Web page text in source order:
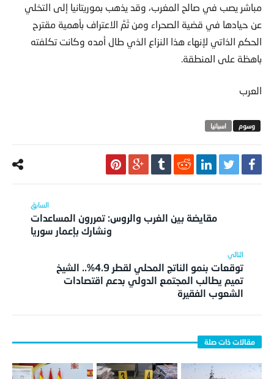
مباشر يصب في صالح المغرب، وقد يذهب بموريتانيا إلى التخلي
عن حيادها في قضية الصحراء ومن ثَمَّ الاعتراف بأهمية مقترح
الحكم الذاتي لإنهاء هذا النزاع الذي طال أمده وكانت تكلفته
باهظة على المنطقة.
العرب
اسبانيا
مقايضة بين الغرب والروس: تمررون المساعدات
ونشارك بإعمار سوريا
توقعات بنمو الناتج المحلي لقطر 4.9%.. الشيخ
تميم يطالب المجتمع الدولي بدعم اقتصادات
الشعوب الفقيرة